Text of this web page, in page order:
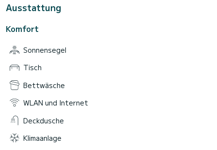
Ausstattung
Komfort
Sonnensegel
Tisch
Bettwäsche
WLAN und Internet
Deckdusche
Klimaanlage